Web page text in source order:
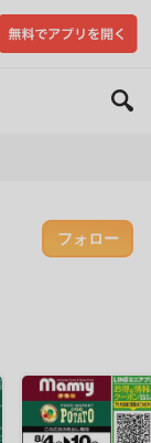
フォロー